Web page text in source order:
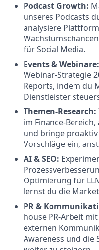
Podcast Growth:
unseres Podcasts
analysiere
für Social Media.
Events & Webinare:
Webinar-Strategie
Reports, indem du
Dienstleister
Themen-Research:
im Finance-
und bringe
Vorschläge ein,
AI & SEO:
Optimierung für
lernst du die
PR &
house PR-Arbeit
externen
Awareness und die